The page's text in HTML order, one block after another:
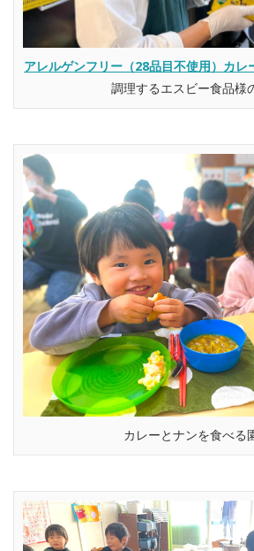
アレルゲンフリー（28品目不使用）カレ
調理するエスビー食品様
カレーとナンを食べる